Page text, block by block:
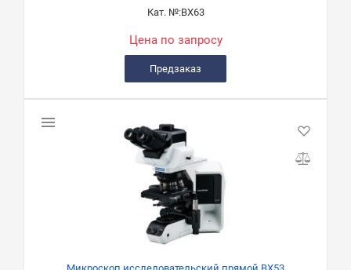
Кат. №:BX63
Цена по запросу
Предзаказ